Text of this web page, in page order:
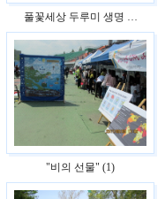
풀꽃세상 두루미 생명 …
"비의 선물" (1)